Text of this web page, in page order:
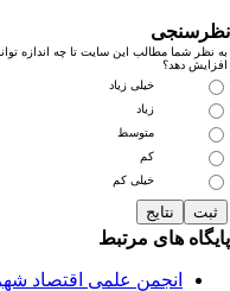
نظر شما مطالب این سایت تا چه اندازه
دهد؟
خیلی زیاد
زیاد
متوسط
خیلی کم
های مرتبط
انجمن علمی اقتصاد شهری